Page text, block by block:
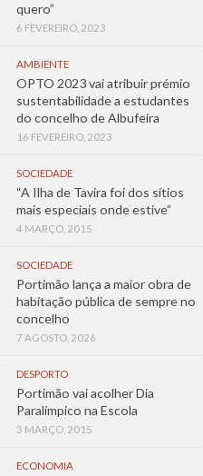
quero”
6 FEVEREIRO, 2023
AMBIENTE
OPTO 2023 vai atribuir prémio
sustentabilidade a estudantes
do concelho de Albufeira
16 FEVEREIRO, 2023
SOCIEDADE
“A Ilha de Tavira foi dos sítios
mais especiais onde estive”
4 MARÇO, 2015
SOCIEDADE
Portimão lança a maior obra de
habitação pública de sempre no
concelho
7 AGOSTO, 2026
DESPORTO
Portimão vai acolher Dia
Paralímpico na Escola
3 MARÇO, 2015
ECONOMIA